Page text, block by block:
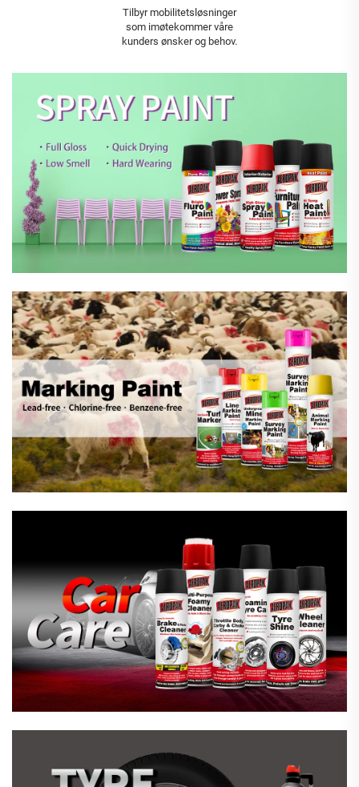
Tilbyr mobilitetsløsninger
som imøtekommer våre
kunders ønsker og behov.
Markeringsspray
Bilpleieprodukter
Nødreparasjon For Dekk